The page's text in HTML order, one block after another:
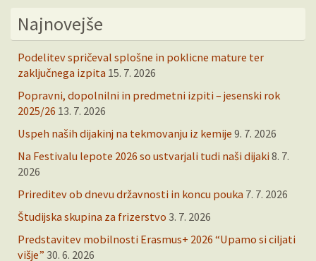
Najnovejše
Podelitev spričeval splošne in poklicne mature ter
zaključnega izpita 15. 7. 2026
Popravni, dopolnilni in predmetni izpiti – jesenski rok
2025/26 13. 7. 2026
Uspeh naših dijakinj na tekmovanju iz kemije 9. 7. 2026
Na Festivalu lepote 2026 so ustvarjali tudi naši dijaki 8. 7.
2026
Prireditev ob dnevu državnosti in koncu pouka 7. 7. 2026
Študijska skupina za frizerstvo 3. 7. 2026
Predstavitev mobilnosti Erasmus+ 2026 “Upamo si ciljati
višje” 30. 6. 2026